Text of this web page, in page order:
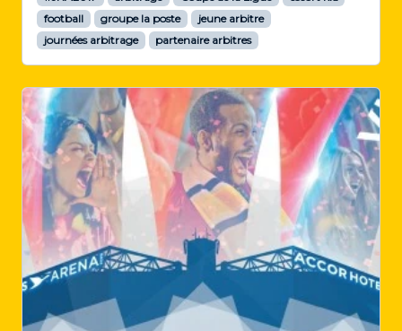
football
groupe la poste
jeune arbitre
journées arbitrage
partenaire arbitres